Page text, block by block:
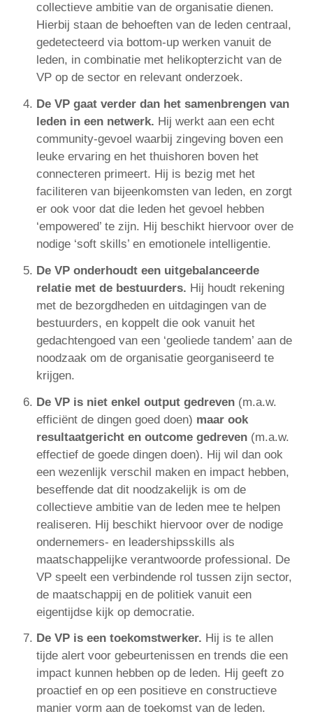
collectieve ambitie van de organisatie dienen.
Hierbij staan de behoeften van de leden centraal,
gedetecteerd via bottom-up werken vanuit de
leden, in combinatie met helikopterzicht van de
VP op de sector en relevant onderzoek.
De VP gaat verder dan het samenbrengen van
leden in een netwerk. Hij werkt aan een echt
community-gevoel waarbij zingeving boven een
leuke ervaring en het thuishoren boven het
connecteren primeert. Hij is bezig met het
faciliteren van bijeenkomsten van leden, en zorgt
er ook voor dat die leden het gevoel hebben
‘empowered’ te zijn. Hij beschikt hiervoor over de
nodige ‘soft skills’ en emotionele intelligentie.
De VP onderhoudt een uitgebalanceerde
relatie met de bestuurders. Hij houdt rekening
met de bezorgdheden en uitdagingen van de
bestuurders, en koppelt die ook vanuit het
gedachtengoed van een ‘geoliede tandem’ aan de
noodzaak om de organisatie georganiseerd te
krijgen.
De VP is niet enkel output gedreven (m.a.w.
efficiënt de dingen goed doen) maar ook
resultaatgericht en outcome gedreven (m.a.w.
effectief de goede dingen doen). Hij wil dan ook
een wezenlijk verschil maken en impact hebben,
beseffende dat dit noodzakelijk is om de
collectieve ambitie van de leden mee te helpen
realiseren. Hij beschikt hiervoor over de nodige
ondernemers- en leadershipsskills als
maatschappelijke verantwoorde professional. De
VP speelt een verbindende rol tussen zijn sector,
de maatschappij en de politiek vanuit een
eigentijdse kijk op democratie.
De VP is een toekomstwerker. Hij is te allen
tijde alert voor gebeurtenissen en trends die een
impact kunnen hebben op de leden. Hij geeft zo
proactief en op een positieve en constructieve
manier vorm aan de toekomst van de leden.